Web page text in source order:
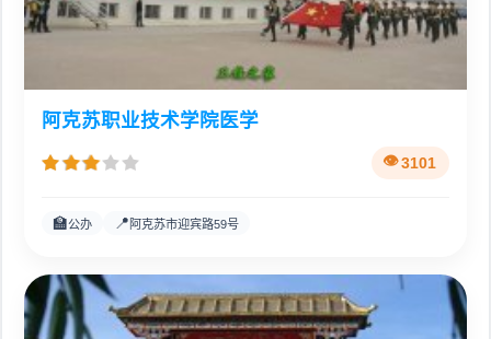
阿克苏职业技术学院医学
3101
🏫公办 📍 阿克苏市迎宾路59号